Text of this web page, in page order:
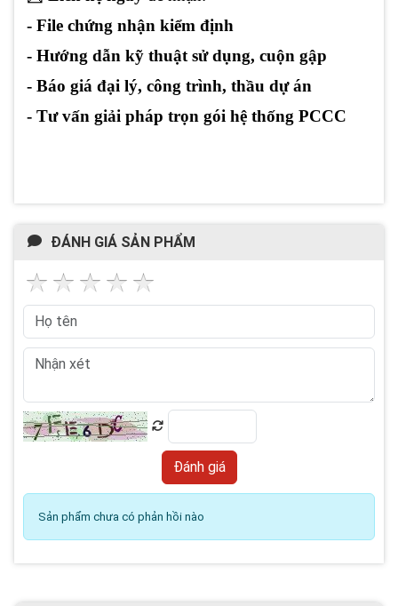
- File chứng nhận kiểm định
- Hướng dẫn kỹ thuật sử dụng, cuộn gập
- Báo giá đại lý, công trình, thầu dự án
- Tư vấn giải pháp trọn gói hệ thống PCCC
ĐÁNH GIÁ SẢN PHẨM
Sản phẩm chưa có phản hồi nào